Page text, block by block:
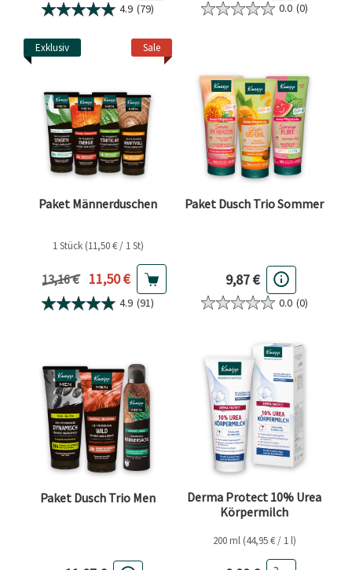
4.9 (79) 0.0 (0)
Sale
Exklusiv
Paket Männerduschen
1 Stück (11,50 € / 1 St)
Vorheriger Preis
13,16 € Aktueller Preis
11,50 €
4.9 (91)
Paket Dusch Trio Sommer
9,87 €
0.0 (0)
Paket Dusch Trio Men
Derma Protect 10% Urea
Körpermilch
200 ml (44,95 € / 1 l)